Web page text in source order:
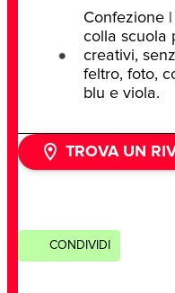
Confezione
colla scuola
creativi,
feltro, foto,
blu e viola.
TROVA UN
CONDIVIDI